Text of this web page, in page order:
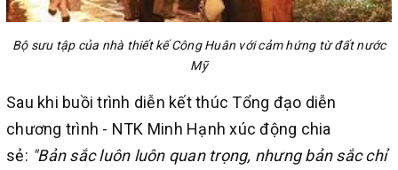
Bộ sưu tập của nhà thiết kế Công Huân với cảm hứng từ đất nước
Mỹ
Sau khi buồi trình diễn kết thúc Tổng đạo diễn
chương trình - NTK Minh Hạnh xúc động chia
sẻ: "Bản sắc luôn luôn quan trọng, nhưng bản sắc chỉ